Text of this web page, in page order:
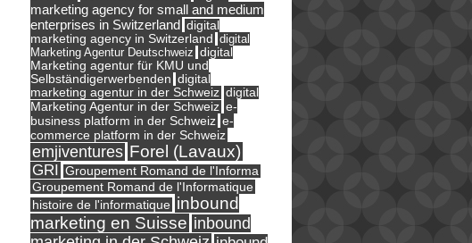
marketing agency for small and medium
enterprises in Switzerland digital
marketing agency in Switzerland digital
Marketing Agentur Deutschweiz digital
Marketing agentur für KMU und
Selbständigerwerbenden digital
marketing agentur in der Schweiz digital
Marketing Agentur in der Schweiz e-
business platform in der Schweiz e-
commerce platform in der Schweiz
emjiventures Forel (Lavaux)
GRI Groupement Romand de l'Informa
Groupement Romand de l'Informatique
histoire de l'informatique inbound
marketing en Suisse inbound